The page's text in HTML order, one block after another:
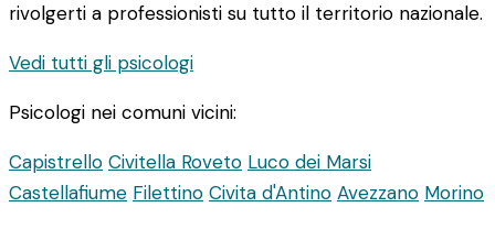
rivolgerti a professionisti su tutto il territorio nazionale.
Vedi tutti gli psicologi
Psicologi nei comuni vicini:
Capistrello Civitella Roveto Luco dei Marsi
Castellafiume Filettino Civita d'Antino Avezzano Morino